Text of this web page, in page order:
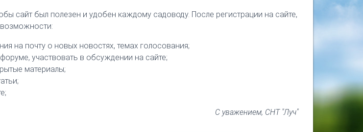
сайт был полезен и удобен каждому садоводу. После регистрации на сайте,
на почту о новых новостях, темах голосования;
участвовать в обсуждении на сайте;
материалы;
С уважением, СНТ "Луч"